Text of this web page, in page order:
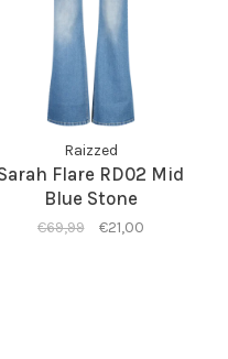
Raizzed
Flare RD02 Mid
Blue Stone
€69,99 €21,00